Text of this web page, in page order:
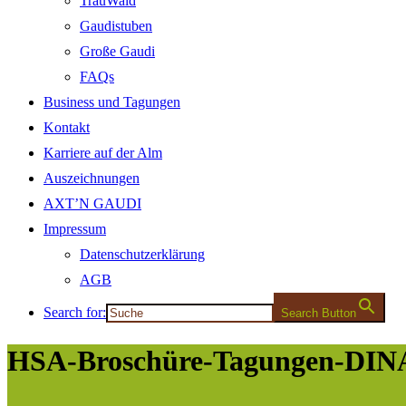
Gaudistuben
Große Gaudi
FAQs
Business und Tagungen
Kontakt
Karriere auf der Alm
Auszeichnungen
AXT’N GAUDI
Impressum
Datenschutzerklärung
AGB
Search for: Search Button
HSA-Broschüre-Tagungen-